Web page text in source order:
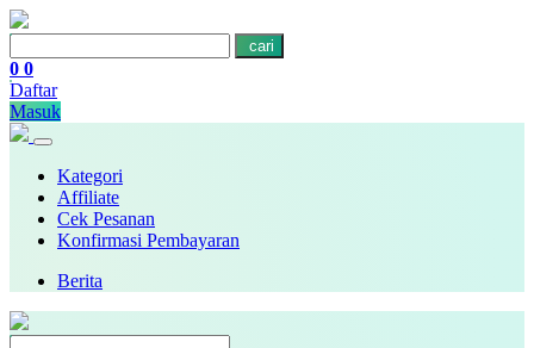
cari
0 0
Daftar
Masuk
Kategori
Affiliate
Cek Pesanan
Konfirmasi Pembayaran
Berita